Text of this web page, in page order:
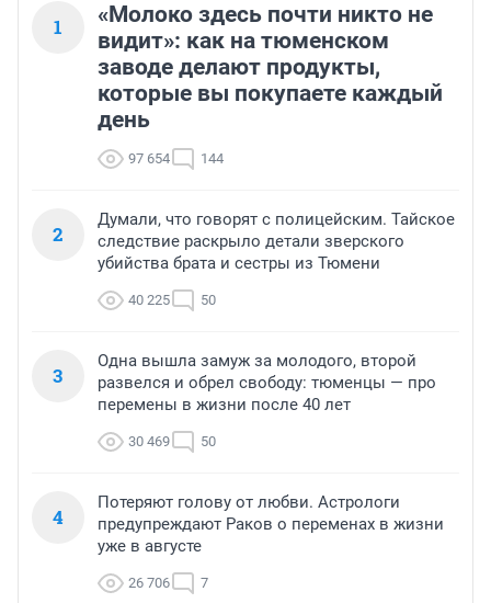
1
«Молоко здесь почти никто не
видит»: как на тюменском
заводе делают продукты,
которые вы покупаете каждый
день
97 654 144
2
Думали, что говорят с полицейским. Тайское
следствие раскрыло детали зверского
убийства брата и сестры из Тюмени
40 225 50
3
Одна вышла замуж за молодого, второй
развелся и обрел свободу: тюменцы — про
перемены в жизни после 40 лет
30 469 50
4
Потеряют голову от любви. Астрологи
предупреждают Раков о переменах в жизни
уже в августе
26 706 7